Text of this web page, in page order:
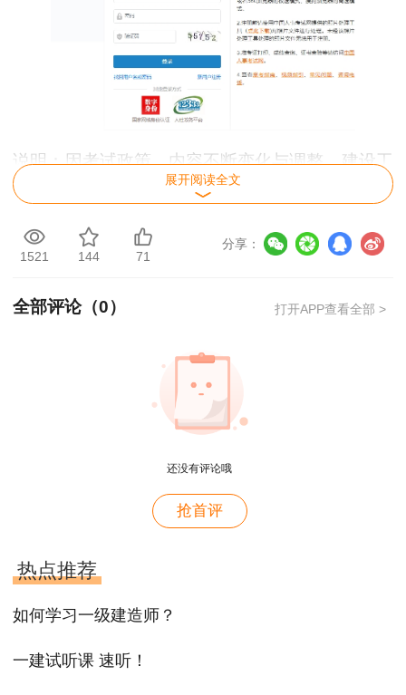
说明：因考试政策、内容不断变化与调整，建设工
程教育网提供的以上信息仅供参考，如有异议请考
展开阅读全文
1521 144 71
分享：
全部评论（0） 打开APP查看全部 >
还没有评论哦
抢首评
热点推荐
如何学习一级建造师？
一建试听课 速听！